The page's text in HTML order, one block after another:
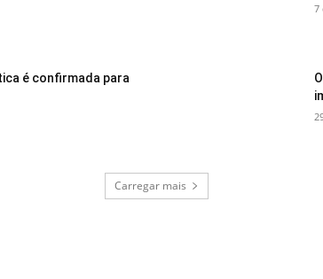
7
é confirmada para
Carregar mais